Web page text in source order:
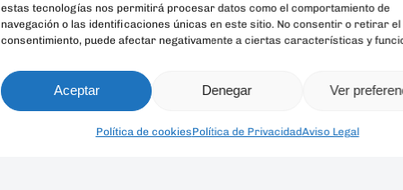
estas tecnologías nos permitirá procesar datos como el comportamiento de
navegación o las identificaciones únicas en este sitio. No consentir o retirar el
consentimiento, puede afectar negativamente a ciertas características y
Aceptar Denegar Ver
Política de cookiesPolítica de PrivacidadAviso Legal
que rodea las Islas Canarias. La primera parte de
poblaciones de delfines costeros y oceánicos, y en
concentración de los contaminantes orgánicos
de calderones residentes. Este estudio contempla
tóxicos y los datos de la patología, y permitirá
salud de las poblaciones de delfines mulares.